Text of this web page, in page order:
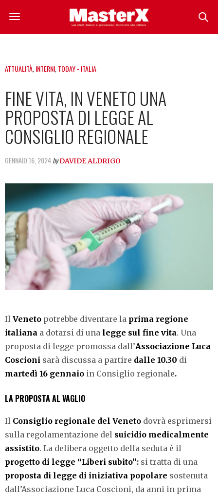
ATTUALITÀ,INTERNI,TODAY - ITALIA
FINE VITA, IN VENETO UNA
PROPOSTA DI LEGGE AL
CONSIGLIO REGIONALE
GENNAIO 16, 2024byDAVIDE ALDRIGO
Il Veneto potrebbe diventare la prima regione
italiana a dotarsi di una legge sul fine vita. Una
proposta di legge promossa dall’Associazione Luca
Coscioni sarà discussa a partire dalle 10.30 di
martedì 16 gennaio in Consiglio regionale.
LA PROPOSTA AL VAGLIO
Il Consiglio regionale del Veneto dovrà esprimersi
sulla regolamentazione del suicidio medicalmente
assistito. La delibera oggetto della seduta è il
progetto di legge “Liberi subito”: si tratta di una
proposta di legge di iniziativa popolare sostenuta
dall’Associazione Luca Coscioni, da anni in prima